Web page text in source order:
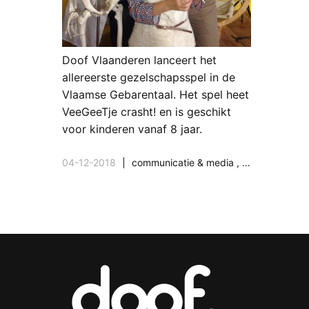
Doof Vlaanderen lanceert het
allereerste gezelschapsspel in de
Vlaamse Gebarentaal. Het spel heet
VeeGeeTje crasht! en is geschikt
voor kinderen vanaf 8 jaar.
04-12-2018 communicatie & media , samenleving